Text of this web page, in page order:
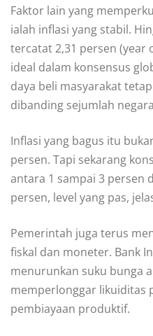
Faktor lain yang
ialah inflasi yang stabil.
tercatat 2,31 persen (year
ideal dalam konsensus
daya beli masyarakat
dibanding sejumlah
Inflasi yang bagus itu
persen. Tapi sekarang
antara 1 sampai 3 persen
persen, level yang pas,
Pemerintah juga terus
fiskal dan moneter. Bank
menurunkan suku bunga
memperlonggar likuiditas
pembiayaan produktif.